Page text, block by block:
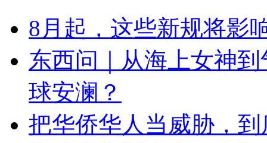
8月起，这些新规将影
东西问｜从海上女神
球安澜？
把华侨华人当威胁，